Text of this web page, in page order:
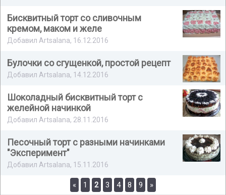
Бисквитный торт со сливочным
кремом, маком и желе
Добавил Artsalana, 16.12.2016
Булочки со сгущенкой, простой рецепт
Добавил Artsalana, 14.12.2016
Шоколадный бисквитный торт с
желейной начинкой
Добавил Artsalana, 28.11.2016
Песочный торт с разными начинками
"Эксперимент"
Добавил Artsalana, 15.11.2016
« 1 2 3 4 8 9 »